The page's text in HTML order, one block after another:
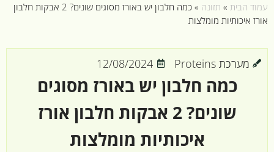
עמוד הבית » תזונה »
כמה חלבון יש באורז מסוגים שונים? 2 אבקות חלבון
אורז איכותיות מומלצות
מערכת Proteins 12/08/2024
כמה חלבון יש באורז מסוגים
שונים? 2 אבקות חלבון אורז
איכותיות מומלצות